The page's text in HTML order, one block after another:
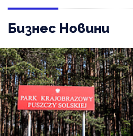
Бизнес Новини